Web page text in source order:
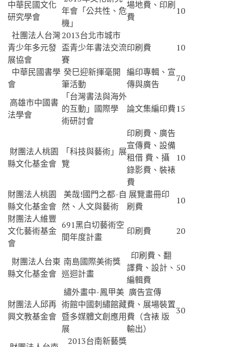
中華民國文化
研究學會
年會「公共性、危
機」
場地費、印刷
費
10
社團法人台灣
青少年多元發
展協會
2013台北市城市
盃青少年書法交流
賽
印刷費 10
中華民國書學
會
癸巳迎新揮毫開
筆活動
編印專輯、宣
傳與廣告
70
高雄市中國書
法學會
「台灣書法與海外
的互動」國際學
術研討會
論文集編印費15
財團法人桃園
縣文化基金會
「科技與藝術」展
覽
印刷費、廣告
宣傳費、設備
租借 費、攝
錄影費、裝裱
費
10
財團法人桃園
縣文化基金會
美哉!國門之都-自
然、人文與藝術
展覽畫冊印
刷費
10
財團法人維豐
文化藝術基金
會
691黑白切藝術空
間年度計畫
印刷費 20
財團法人台東
縣文化基金會
南島國際美術獎
巡迴計畫
印刷費、翻
譯費、設計、
編輯費
50
財團法人邱再
興文教基金會
繡外畫中-鳳甲美
術館中國刺繡館藏
暨多媒體文創應用
展
廣告宣傳
費、展場裝置
費（含裱 版
輸出）
30
2013台南新藝獎